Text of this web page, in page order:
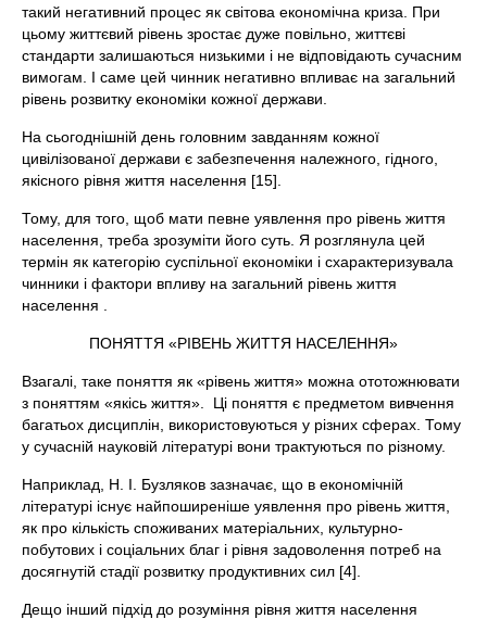
такий негативний процес як світова економічна криза. При
цьому життєвий рівень зростає дуже повільно, життєві
стандарти залишаються низькими і не відповідають сучасним
вимогам. І саме цей чинник негативно впливає на загальний
рівень розвитку економіки кожної держави.
На сьогоднішній день головним завданням кожної
цивілізованої держави є забезпечення належного, гідного,
якісного рівня життя населення [15].
Тому, для того, щоб мати певне уявлення про рівень життя
населення, треба зрозуміти його суть. Я розглянула цей
термін як категорію суспільної економіки і схарактеризувала
чинники і фактори впливу на загальний рівень життя
населення .
ПОНЯТТЯ «РІВЕНЬ ЖИТТЯ НАСЕЛЕННЯ»
Взагалі, таке поняття як «рівень життя» можна ототожнювати
з поняттям «якісь життя». Ці поняття є предметом вивчення
багатьох дисциплін, використовуються у різних сферах. Тому
у сучасній науковій літературі вони трактуються по різному.
Наприклад, Н. І. Бузляков зазначає, що в економічній
літературі існує найпоширеніше уявлення про рівень життя,
як про кількість споживаних матеріальних, культурно-
побутових і соціальних благ і рівня задоволення потреб на
досягнутій стадії розвитку продуктивних сил [4].
Дещо інший підхід до розуміння рівня життя населення